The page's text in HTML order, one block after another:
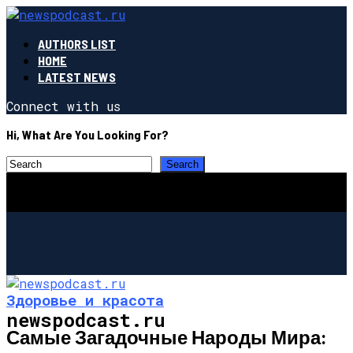
AUTHORS LIST
HOME
LATEST NEWS
Connect with us
Hi, What Are You Looking For?
newspodcast.ru
Здоровье и красота
Самые Загадочные Народы Мира: